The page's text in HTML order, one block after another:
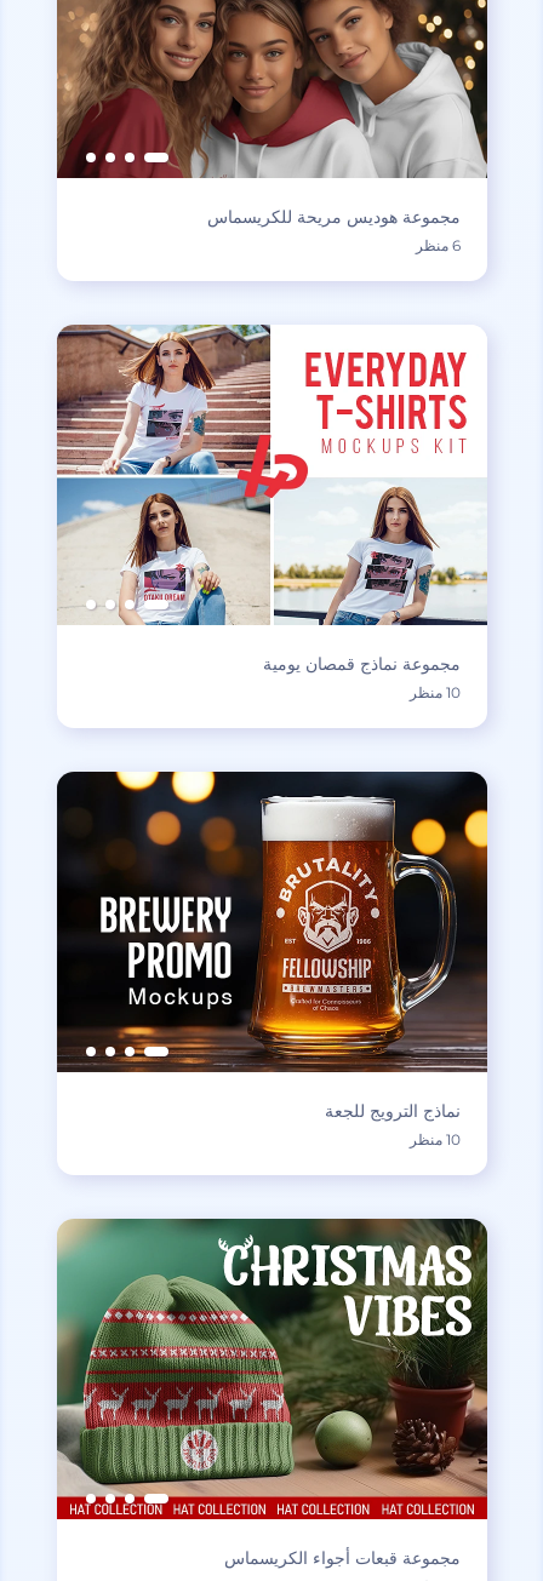
مجموعة هوديس مريحة للكريسماس
6 منظر
مجموعة نماذج قمصان يومية
10 منظر
نماذج الترويج للجعة
10 منظر
مجموعة قبعات أجواء الكريسماس